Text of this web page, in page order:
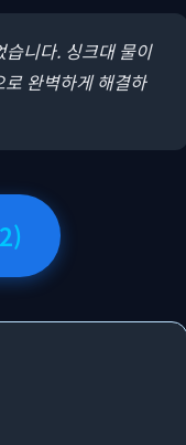
니다. 싱크대 물이
완벽하게 해결하